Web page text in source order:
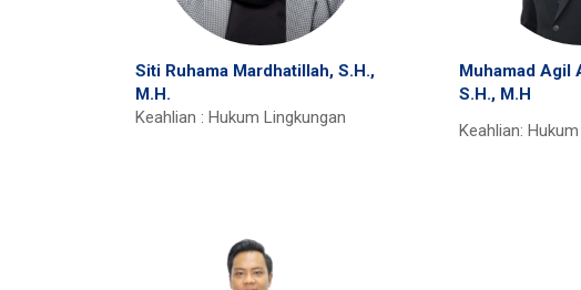
Siti Ruhama Mardhatillah, S.H.,
M.H.
Keahlian : Hukum Lingkungan
Muhamad Agil
S.H., M.H
Keahlian: